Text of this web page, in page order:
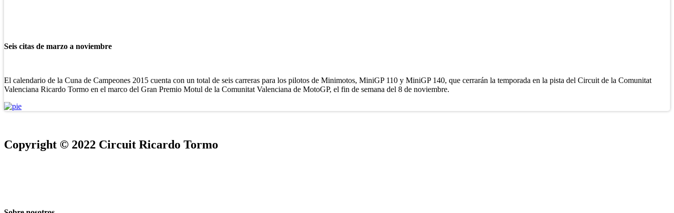
Seis citas de marzo a noviembre
El calendario de la Cuna de Campeones 2015 cuenta con un total de seis carreras para los pilotos de Minimotos, MiniGP 110 y MiniGP 140, que cerrarán la temporada en la pista del Circuit de la Comunitat
Valenciana Ricardo Tormo en el marco del Gran Premio Motul de la Comunitat Valenciana de MotoGP, el fin de semana del 8 de noviembre.
Copyright © 2022 Circuit Ricardo Tormo